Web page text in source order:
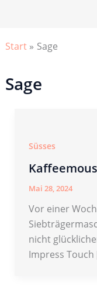
Start Sage
Sage
Süsses
Mai 28, 2024
Vor einer
nicht
Impress